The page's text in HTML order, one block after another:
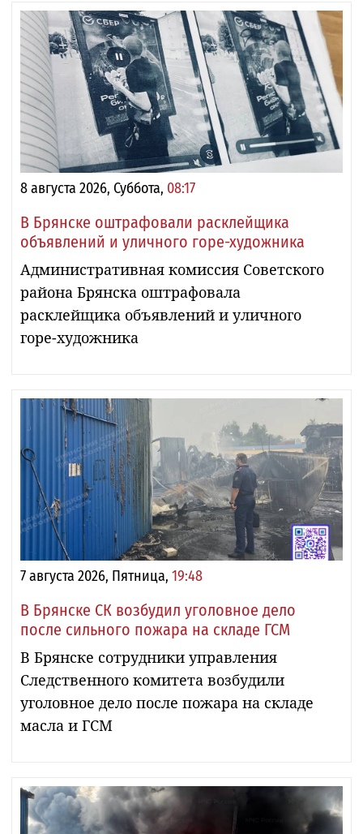
8 августа 2026, Суббота, 08:17
В Брянске оштрафовали расклейщика
объявлений и уличного горе-художника
Административная комиссия Советского
района Брянска оштрафовала
расклейщика объявлений и уличного
горе-художника
7 августа 2026, Пятница, 19:48
В Брянске СК возбудил уголовное дело
после сильного пожара на складе ГСМ
В Брянске сотрудники управления
Следственного комитета возбудили
уголовное дело после пожара на складе
масла и ГСМ